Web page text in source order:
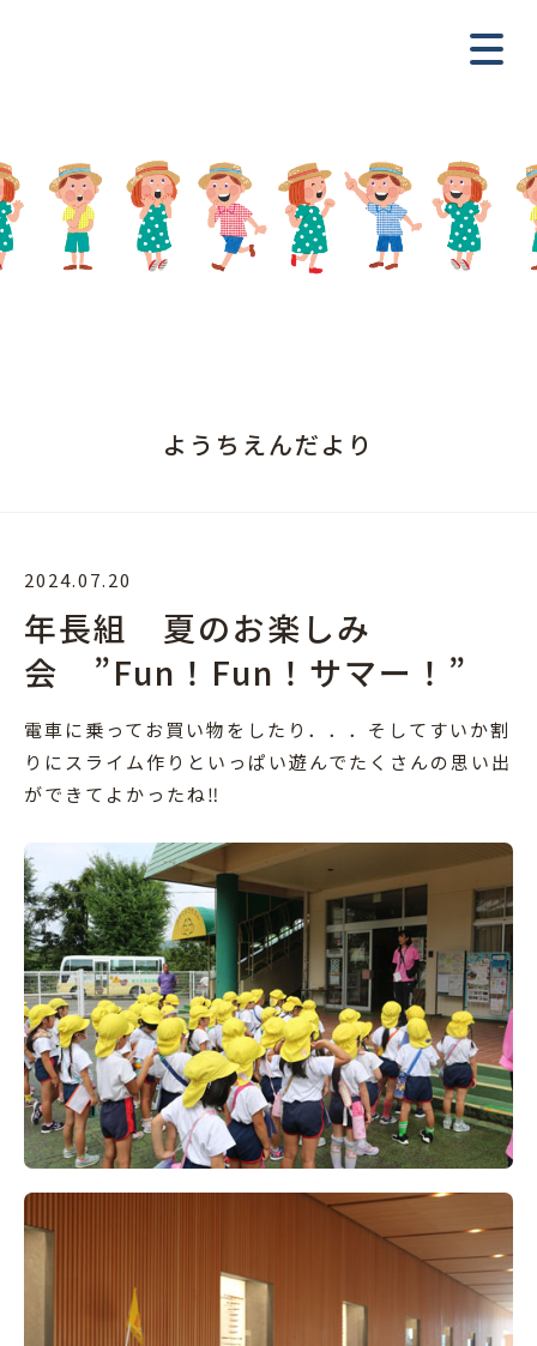
ようちえんだより
2024.07.20
年長組 夏のお楽しみ
会 ”Fun！Fun！サマー！”
電車に乗ってお買い物をしたり．．．そしてすいか割
りにスライム作りといっぱい遊んでたくさんの思い出
ができてよかったね‼